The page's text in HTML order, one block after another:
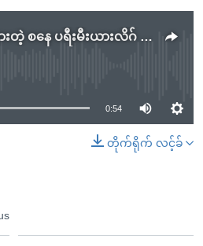
မန်စီးတီး ထိပ်ရောက်သွားတဲ့ စနေ ပရီးမီးယားလိဂ် ရလဒ်များ
currently available
0:54
တိုက်ရိုက် လင့်ခ်